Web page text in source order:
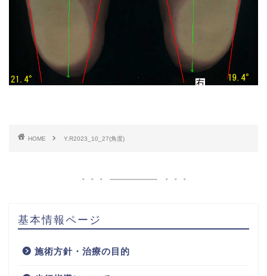
HOME Y.R2023_10_27(角度)
基本情報ページ
施術方針・治療の目的